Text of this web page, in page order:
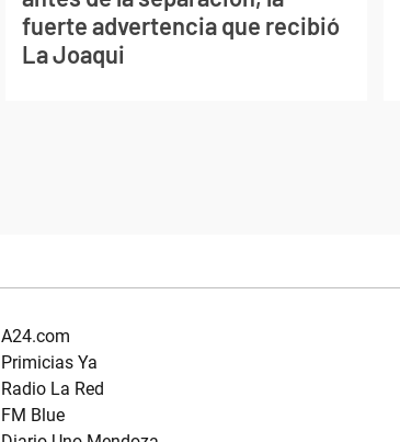
fuerte advertencia que recibió
La Joaqui
A24.com
Primicias Ya
Radio La Red
FM Blue